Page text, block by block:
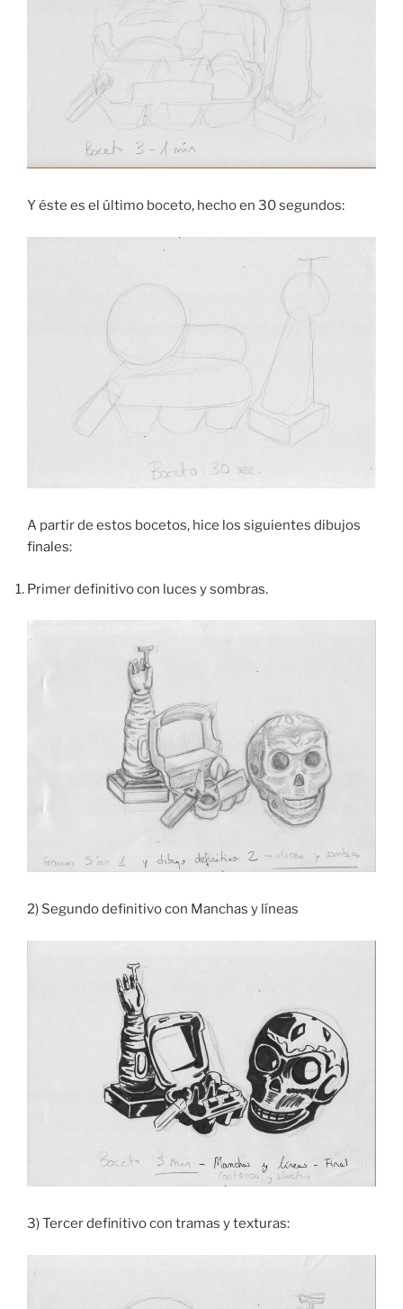
Y éste es el último boceto, hecho en 30 segundos:
A partir de estos bocetos, hice los siguientes dibujos
finales:
Primer definitivo con luces y sombras.
2) Segundo definitivo con Manchas y líneas
3) Tercer definitivo con tramas y texturas: